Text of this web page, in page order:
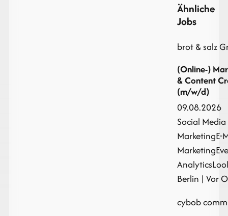
Ähnliche
Jobs
brot & salz
(Online-)
& Content
(m/w/d)
09.08.2026
Social
MarketingE-
Marketing
Analytics
Berlin | Vor
cybob